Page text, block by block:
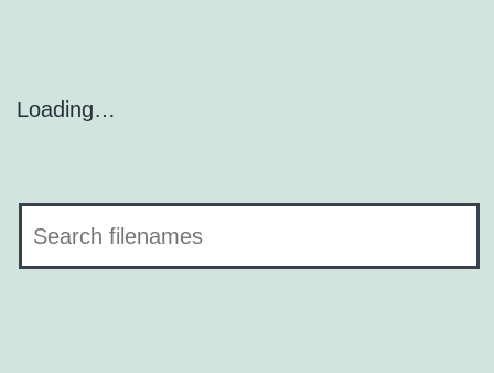
Loading…